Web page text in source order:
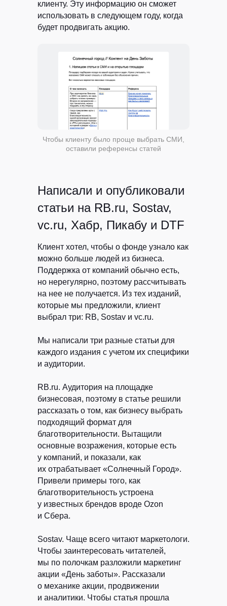
клиенту. Эту информацию он сможет
использовать в следующем году, когда
будет продвигать акцию.
Чтобы клиенту было проще выбрать СМИ,
оставили референсы статей
Написали и опубликовали
статьи на RB.ru, Sostav,
vc.ru, Хабр, Пикабу и DTF
Клиент хотел, чтобы о фонде узнало как
можно больше людей из бизнеса.
Поддержка от компаний обычно есть,
но нерегулярно, поэтому рассчитывать
на нее не получается. Из тех изданий,
которые мы предложили, клиент
выбрал три: RB, Sostav и vc.ru.
Мы написали три разные статьи для
каждого издания с учетом их специфики
и аудитории.
RB.ru. Аудитория на площадке
бизнесовая, поэтому в статье решили
рассказать о том, как бизнесу выбрать
подходящий формат для
благотворительности. Вытащили
основные возражения, которые есть
у компаний, и показали, как
их отрабатывает «Солнечный Город».
Привели примеры того, как
благотворительность устроена
у известных брендов вроде Ozon
и Сбера.
Sostav. Чаще всего читают маркетологи.
Чтобы заинтересовать читателей,
мы по полочкам разложили маркетинг
акции «День заботы». Рассказали
о механике акции, продвижении
и аналитики. Чтобы статья прошла